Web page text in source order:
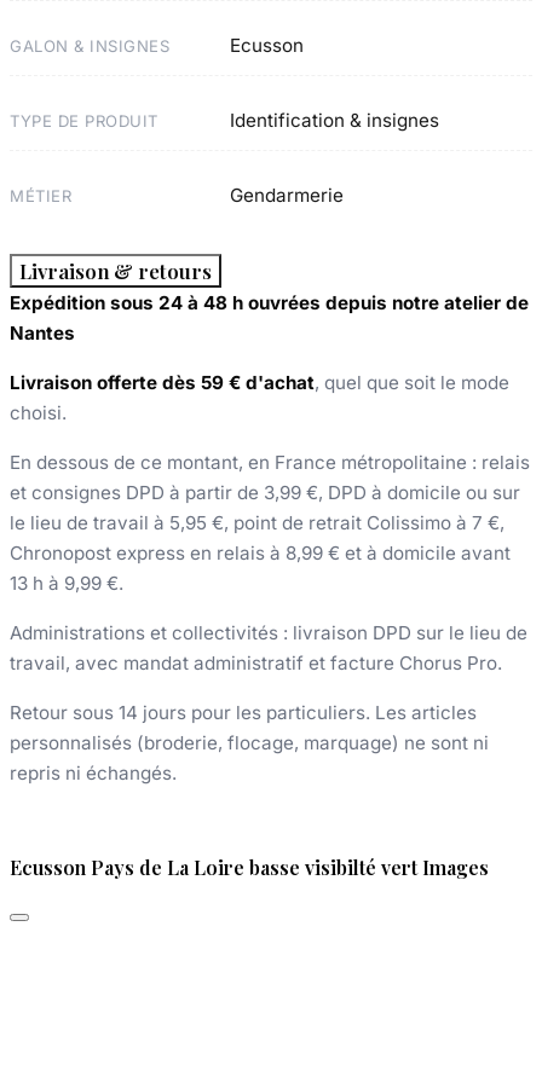
GALON & INSIGNES Ecusson
TYPE DE PRODUIT Identification & insignes
MÉTIER Gendarmerie
Livraison & retours
Expédition sous 24 à 48 h ouvrées depuis notre atelier de
Nantes
Livraison offerte dès 59 € d'achat, quel que soit le mode
choisi.
En dessous de ce montant, en France métropolitaine : relais
et consignes DPD à partir de 3,99 €, DPD à domicile ou sur
le lieu de travail à 5,95 €, point de retrait Colissimo à 7 €,
Chronopost express en relais à 8,99 € et à domicile avant
13 h à 9,99 €.
Administrations et collectivités : livraison DPD sur le lieu de
travail, avec mandat administratif et facture Chorus Pro.
Retour sous 14 jours pour les particuliers. Les articles
personnalisés (broderie, flocage, marquage) ne sont ni
repris ni échangés.
Ecusson Pays de La Loire basse visibilté vert Images